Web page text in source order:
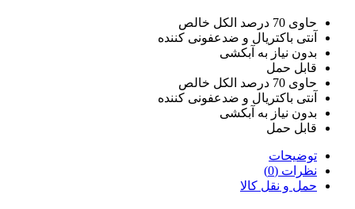
حاوی 70 درصد الکل خالص
آنتی باکتریال و ضدعفونی کننده
بدون نیاز به آبکشی
قابل حمل
حاوی 70 درصد الکل خالص
آنتی باکتریال و ضدعفونی کننده
بدون نیاز به آبکشی
قابل حمل
توضیحات
نظرات (0)
حمل و نقل کالا